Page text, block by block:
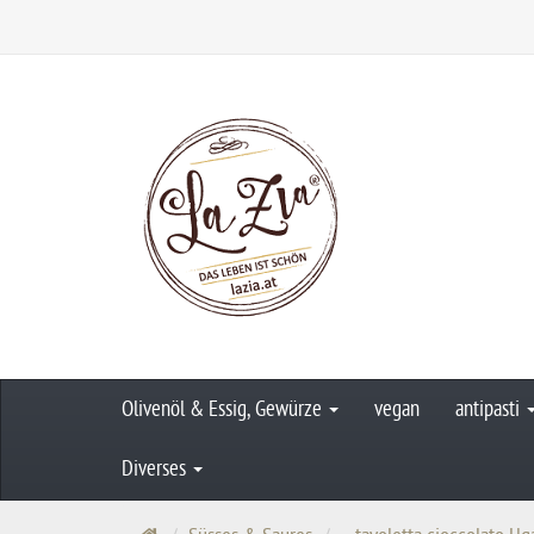
Olivenöl & Essig, Gewürze vegan antipasti
Diverses